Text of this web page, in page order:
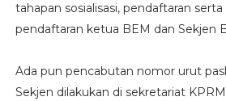
tahapan sosialisasi, pendaftaran
pendaftaran ketua BEM dan Sekjen
Ada pun pencabutan nomor urut
Sekjen dilakukan di sekretariat